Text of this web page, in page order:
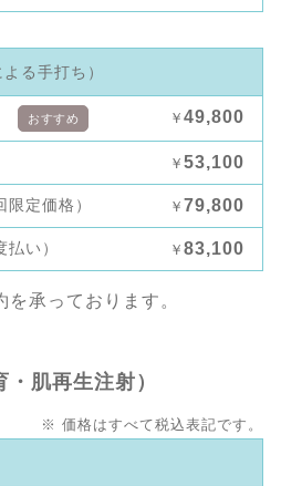
る手打ち）
おすすめ ￥ 49,800
￥ 53,100
定価格） ￥ 79,800
い） ￥ 83,100
承っております。
肌再生注射）
※ 価格はすべて税込表記です。